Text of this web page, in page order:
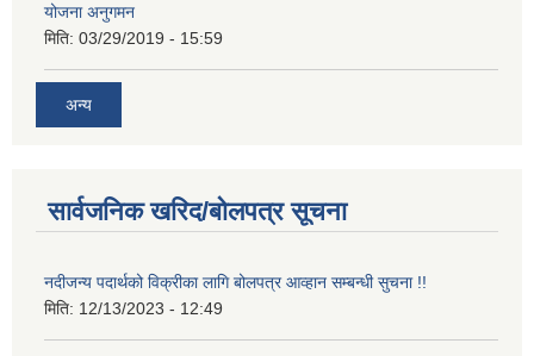
योजना अनुगमन
मिति: 03/29/2019 - 15:59
अन्य
सार्वजनिक खरिद/बोलपत्र सूचना
नदीजन्य पदार्थको विक्रीका लागि बोलपत्र आव्हान सम्बन्धी सुचना !!
मिति: 12/13/2023 - 12:49